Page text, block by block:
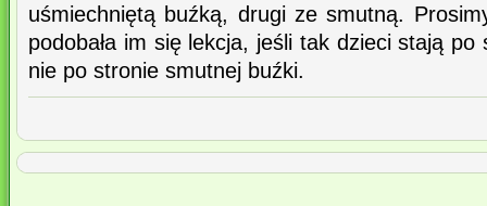
uśmiechniętą buźką, drugi ze smutną.
podobała im się lekcja, jeśli tak dzieci stają po
nie po stronie smutnej buźki.